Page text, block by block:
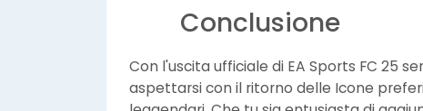
Conclusione
Con l'uscita ufficiale di EA Sports FC 25
aspettarsi con il ritorno delle Icone